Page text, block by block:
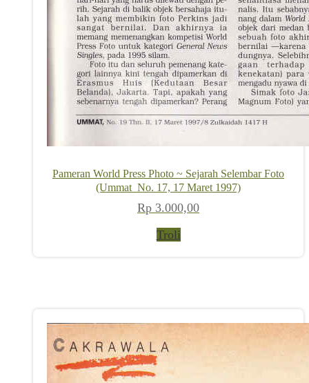
Pameran World Press Photo ~ Sejarah Selembar Foto
(Ummat_No. 17, 17 Maret 1997)
Rp 3.000,00
Troli